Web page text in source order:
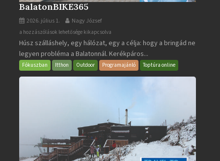
BalatonBIKE365
2026. július 1. Nagy József
BalatonBIKE365
bejegyzéshez
a hozzászólások lehetősége kikapcsolva
Húsz szálláshely, egy hálózat, egy a célja: hogy a bringád ne
legyen probléma a Balatonnál. Kerékpáros...
Fókuszban Itthon Outdoor Programajánló Toptúra online